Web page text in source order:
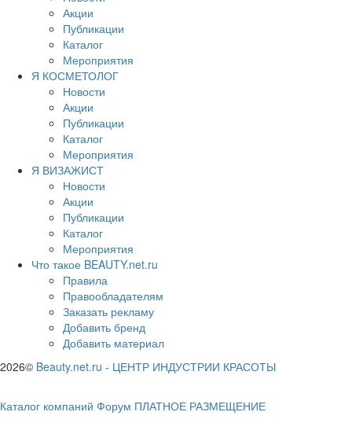
Акции
Публикации
Каталог
Мероприятия
Я КОСМЕТОЛОГ
Новости
Акции
Публикации
Каталог
Мероприятия
Я ВИЗАЖИСТ
Новости
Акции
Публикации
Каталог
Мероприятия
Что такое BEAUTY.net.ru
Правила
Правообладателям
Заказать рекламу
Добавить бренд
Добавить материал
2026© Beauty.net.ru - ЦЕНТР ИНДУСТРИИ КРАСОТЫ
Каталог компаний Форум ПЛАТНОЕ РАЗМЕЩЕНИЕ